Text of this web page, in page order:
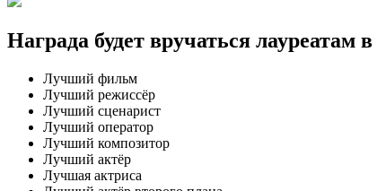
Награда будет вручаться лауреатам
Лучший фильм
Лучший режиссёр
Лучший сценарист
Лучший оператор
Лучший композитор
Лучший актёр
Лучшая актриса